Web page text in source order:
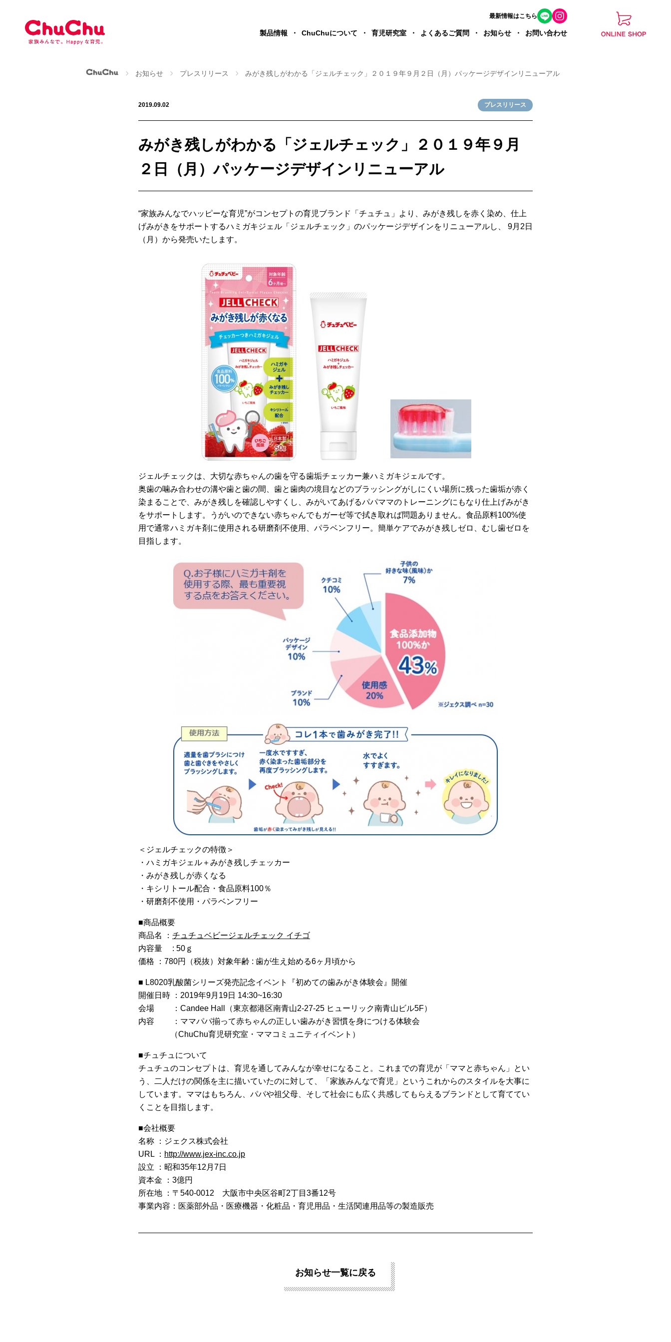
製品情報 ChuChuについて 育児研究室 よくあるご質問 お知らせ お問い合わせ
最新情報はこちら
ChuChu公式サイトお知らせ プレスリリース みがき残しがわかる「ジェルチェック」２０１９年９月２日（月）パッケージデザインリニューアル
2019.09.02 プレスリリース
みがき残しがわかる「ジェルチェック」２０１９年９月
２日（月）パッケージデザインリニューアル
“家族みんなでハッピーな育児”がコンセプトの育児ブランド「チュチュ」より、みがき残しを赤く染め、仕上
げみがきをサポートするハミガキジェル「ジェルチェック」のパッケージデザインをリニューアルし、 9月2日
（月）から発売いたします。
ジェルチェックは、大切な赤ちゃんの歯を守る歯垢チェッカー兼ハミガキジェルです。
奥歯の噛み合わせの溝や歯と歯の間、歯と歯肉の境目などのブラッシングがしにくい場所に残った歯垢が赤く
染まることで、みがき残しを確認しやすくし、みがいてあげるパパママのトレーニングにもなり仕上げみがき
をサポートします。うがいのできない赤ちゃんでもガーゼ等で拭き取れば問題ありません。食品原料100%使
用で通常ハミガキ剤に使用される研磨剤不使用、パラベンフリー。簡単ケアでみがき残しゼロ、むし歯ゼロを
目指します。
＜ジェルチェックの特徴＞
・ハミガキジェル＋みがき残しチェッカー
・みがき残しが赤くなる
・キシリトール配合・食品原料100％
・研磨剤不使用・パラベンフリー
■商品概要
商品名 ： チュチュベビージェルチェック イチゴ
内容量 : 50ｇ
価格 ：780円（税抜）対象年齢 : 歯が生え始める6ヶ月頃から
■ L8020乳酸菌シリーズ発売記念イベント『初めての歯みがき体験会』開催
開催日時 ：2019年9月19日 14:30~16:30
会場 ：Candee Hall（東京都港区南青山2-27-25 ヒューリック南青山ビル5F）
内容 ：ママパパ揃って赤ちゃんの正しい歯みがき習慣を身につける体験会
（ChuChu育児研究室・ママコミュニティイベント）
■チュチュについて
チュチュのコンセプトは、育児を通してみんなが幸せになること。これまでの育児が「ママと赤ちゃん」とい
う、二人だけの関係を主に描いていたのに対して、「家族みんなで育児」というこれからのスタイルを大事に
しています。ママはもちろん、パパや祖父母、そして社会にも広く共感してもらえるブランドとして育ててい
くことを目指します。
■会社概要
名称 ：ジェクス株式会社
URL ： http://www.jex-inc.co.jp
設立 ：昭和35年12月7日
資本金 ：3億円
所在地 ：〒540-0012 大阪市中央区谷町2丁目3番12号
事業内容：医薬部外品・医療機器・化粧品・育児用品・生活関連用品等の製造販売
お知らせ一覧に戻る